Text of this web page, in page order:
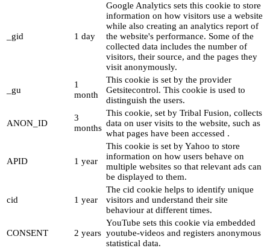
_gid 1 day
Google Analytics sets this cookie to store
information on how visitors use a website
while also creating an analytics report of
the website's performance. Some of the
collected data includes the number of
visitors, their source, and the pages they
visit anonymously.
_gu
1
month
This cookie is set by the provider
Getsitecontrol. This cookie is used to
distinguish the users.
ANON_ID
3
months
This cookie, set by Tribal Fusion, collects
data on user visits to the website, such as
what pages have been accessed .
APID 1 year
This cookie is set by Yahoo to store
information on how users behave on
multiple websites so that relevant ads can
be displayed to them.
cid 1 year
The cid cookie helps to identify unique
visitors and understand their site
behaviour at different times.
CONSENT 2 years
YouTube sets this cookie via embedded
youtube-videos and registers anonymous
statistical data.